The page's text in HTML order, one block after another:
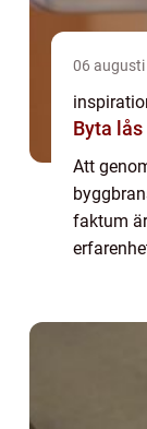
06 augusti
Byta
Att
faktum